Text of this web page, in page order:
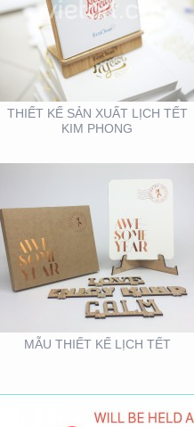
THIẾT KẾ SẢN XUẤT LỊCH TẾT
KIM PHONG
MẪU THIẾT KẾ LỊCH
TẾT
MẪU THIẾT KẾ LỊCH TẾT
VIFA EXPO 2020 – TƯ
VẤN THIẾT KẾ THI
CÔNG GIAN HÀNG
TRIỂN LÃM